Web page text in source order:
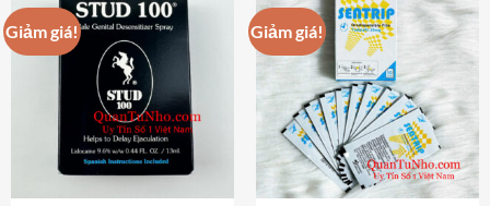
có
nhiều
biến
thể.
Các
tùy
chọn
có
nhiều
biến
thể.
Các
tùy
chọn
có
thể
Giảm giá! Giảm giá!